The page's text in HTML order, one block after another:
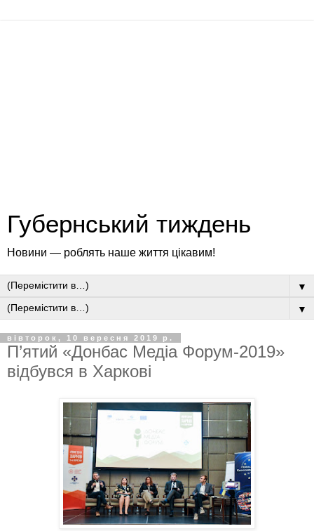
Губернський тиждень
Новини — роблять наше життя цікавим!
▼
▼
вівторок, 10 вересня 2019 р.
П’ятий «Донбас Медіа Форум-2019»
відбувся в Харкові